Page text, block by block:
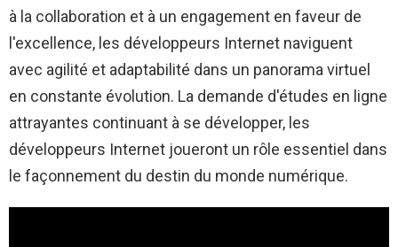
à la collaboration et à un engagement en faveur de
l'excellence, les développeurs Internet naviguent
avec agilité et adaptabilité dans un panorama virtuel
en constante évolution. La demande d'études en ligne
attrayantes continuant à se développer, les
développeurs Internet joueront un rôle essentiel dans
le façonnement du destin du monde numérique.